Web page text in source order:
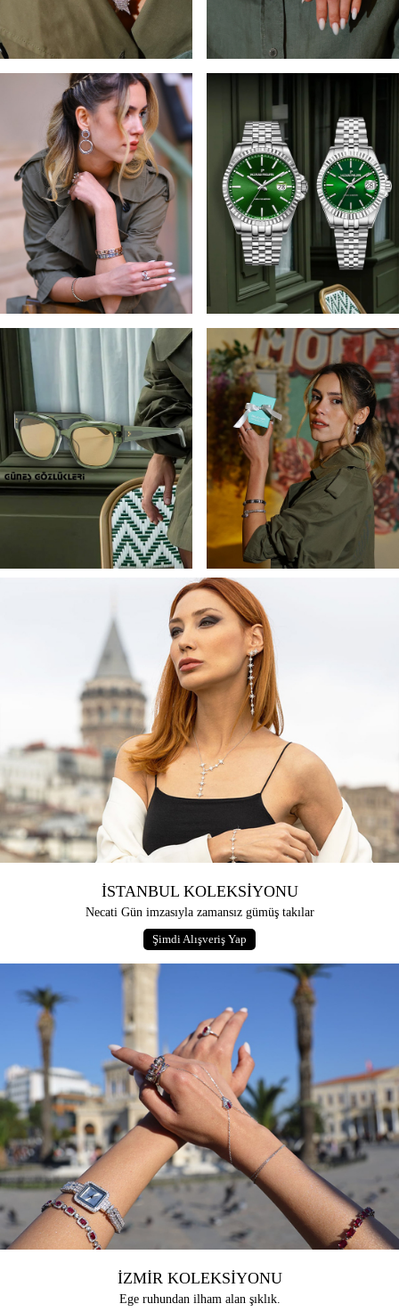
İSTANBUL KOLEKSİYONU
Necati Gün imzasıyla zamansız gümüş takılar
Şimdi Alışveriş Yap
İZMİR KOLEKSİYONU
Ege ruhundan ilham alan şıklık.